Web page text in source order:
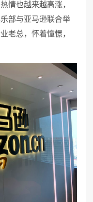
情也越来越高涨，
部与亚马逊联合举
老总，怀着憧憬，